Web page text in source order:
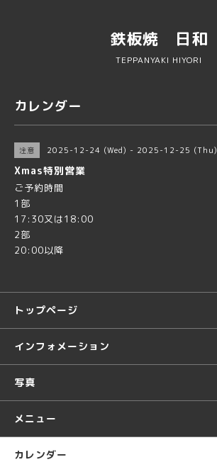
鉄板焼 日和
TEPPANYAKI HIYORI
カレンダー
注意 2025-12-24 (Wed) - 2025-12-25 (Thu)
Xmas特別営業
ご予約時間
1部
17:30又は18:00
2部
20:00以降
トップページ
インフォメーション
写真
メニュー
カレンダー